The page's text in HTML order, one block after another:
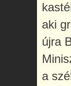
aki
újra
a